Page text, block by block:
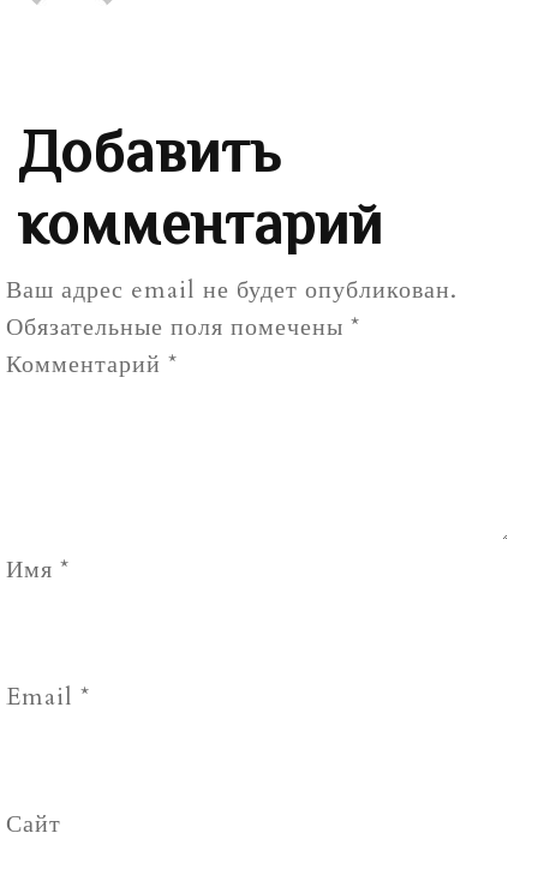
Добавить
комментарий
Ваш адрес email не будет опубликован.
Обязательные поля помечены *
Комментарий *
Имя *
Email *
Сайт